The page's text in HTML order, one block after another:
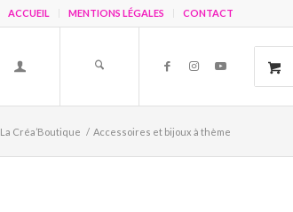
ACCUEIL MENTIONS LÉGALES CONTACT
La Créa’Boutique / Accessoires et bijoux à thème